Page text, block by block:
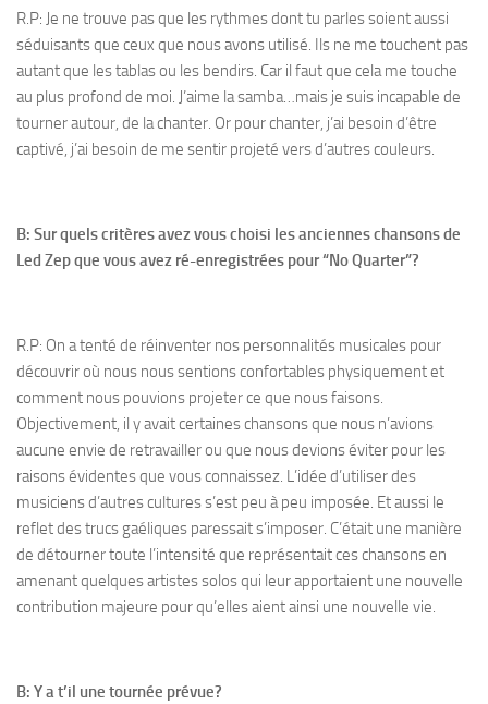
R.P: Je ne trouve pas que les rythmes dont tu parles soient aussi
séduisants que ceux que nous avons utilisé. Ils ne me touchent pas
autant que les tablas ou les bendirs. Car il faut que cela me touche
au plus profond de moi. J’aime la samba…mais je suis incapable de
tourner autour, de la chanter. Or pour chanter, j’ai besoin d’être
captivé, j’ai besoin de me sentir projeté vers d’autres couleurs.
B: Sur quels critères avez vous choisi les anciennes chansons de
Led Zep que vous avez ré-enregistrées pour “No Quarter”?
R.P: On a tenté de réinventer nos personnalités musicales pour
découvrir où nous nous sentions confortables physiquement et
comment nous pouvions projeter ce que nous faisons.
Objectivement, il y avait certaines chansons que nous n’avions
aucune envie de retravailler ou que nous devions éviter pour les
raisons évidentes que vous connaissez. L’idée d’utiliser des
musiciens d’autres cultures s’est peu à peu imposée. Et aussi le
reflet des trucs gaéliques paressait s’imposer. C’était une manière
de détourner toute l’intensité que représentait ces chansons en
amenant quelques artistes solos qui leur apportaient une nouvelle
contribution majeure pour qu’elles aient ainsi une nouvelle vie.
B: Y a t’il une tournée prévue?